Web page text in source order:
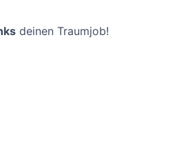
deinen Traumjob!